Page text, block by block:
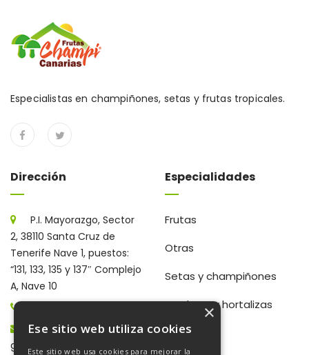
Especialistas en champiñones, setas y frutas tropicales.
Dirección
P.I. Mayorazgo, Sector
2, 38110 Santa Cruz de
Tenerife Nave 1, puestos:
“131, 133, 135 y 137″ Complejo
A, Nave 10
gerencia@frutaschampi.es
Especialidades
Frutas
Otras
Setas y champiñones
Verduras y hortalizas
×
Ese sitio web utiliza cookies
Este sitio web usa cookies para mejorar la